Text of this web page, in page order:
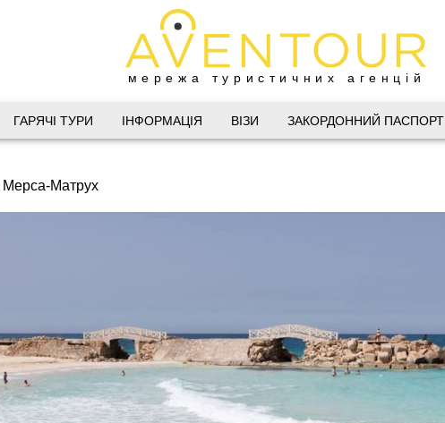
мережа туристичних агенцій
+38 (067) 180-32-43
Дніпро
Харків
ГАРЯЧІ ТУРИ ІНФОРМАЦІЯ ВІЗИ ЗАКОРДОННИЙ ПАСПОРТ
Мерса-Матрух